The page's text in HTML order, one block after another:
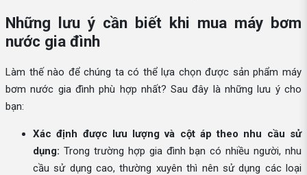
Những lưu ý cần biết khi mua máy bơm
nước gia đình
Làm thế nào để chúng ta có thể lựa chọn được sản phẩm máy
bơm nước gia đình phù hợp nhất? Sau đây là những lưu ý cho
bạn:
Xác định được lưu lượng và cột áp theo nhu cầu sử
dụng: Trong trường hợp gia đình bạn có nhiều người, nhu
cầu sử dụng cao, thường xuyên thì nên sử dụng các loại